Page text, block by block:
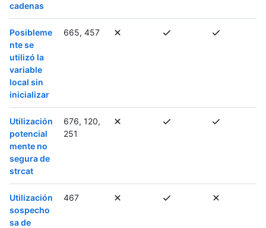
cadenas
Posibleme
nte se
utilizó la
variable
local sin
inicializar
665, 457
Utilización
potencial
mente no
segura de
strcat
676, 120,
251
Utilización
sospecho
sa de
467